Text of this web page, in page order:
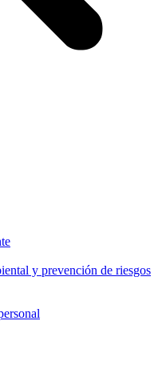
y prevención de riesgos